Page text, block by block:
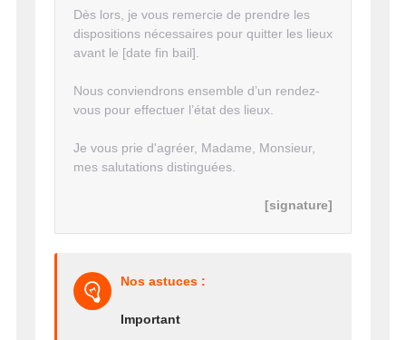
Dès lors, je vous remercie de prendre les
dispositions nécessaires pour quitter les lieux
avant le [date fin bail].
Nous conviendrons ensemble d’un rendez-
vous pour effectuer l’état des lieux.
Je vous prie d'agréer, Madame, Monsieur,
mes salutations distinguées.
[signature]
Nos astuces :
Important